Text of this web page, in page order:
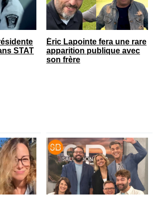
STAT
Éric Lapointe fera une rare
apparition publique avec
son frère